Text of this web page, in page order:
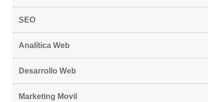
SEO
Analítica Web
Desarrollo Web
Marketing Movil